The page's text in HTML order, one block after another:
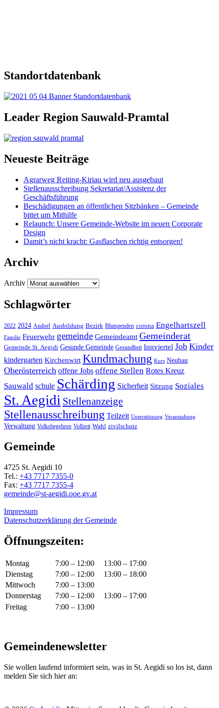
Standortdatenbank
Leader Region Sauwald-Pramtal
Neueste Beiträge
Agrarweg Reiting-Kiriau wird neu ausgebaut
Stellenausschreibung Sekretariat/Assistenz der
Geschäftsführung
Beschädigungen an öffentlichen Sitzbänken – Gemeinde
bittet um Mithilfe
Relaunch: Unsere Gemeinde-Website im neuen Corporate
Design
Damit’s nicht kracht: Gasflaschen richtig entsorgen!
Archiv
Archiv
Schlagwörter
2022 2024 Andorf Ausbildung Bezirk Blutspenden corona Engelhartszell
Familie Feuerwehr gemeinde Gemeindeamt Gemeinderat
Gemeinde St. Aegidi Gesunde Gemeinde Gesundheit Innviertel Job Kinder
kindergarten Kirchenwirt Kundmachung Kurs Neubau
Oberösterreich offene Jobs offene Stellen Rotes Kreuz
Sauwald schule Schärding Sicherheit Sitzung Soziales
St. Aegidi Stellenanzeige
Stellenausschreibung Teilzeit Unterstützung Veranstaltung
Verwaltung Volksbegehren Vollzeit Wahl zivilschutz
Gemeinde
4725 St. Aegidi 10
Tel.: +43 7717 7355-0
Fax: +43 7717 7355-4
gemeinde@st-aegidi.ooe.gv.at
Impressum
Datenschutzerklärung der Gemeinde
Öffnungszeiten:
Montag 7:00 – 12:00
13:00 – 17:00
Dienstag
7:00 – 12:00
13:00 – 18:00
Mittwoch
7:00 – 13:00
Donnerstag
7:00 – 12:00
13:00 – 17:00
Freitag
7:00 – 13:00
Gemeindenewsletter
Sie wollen laufend informiert sein, was in St. Aegidi so los ist, dann
melden Sie sich hier an: